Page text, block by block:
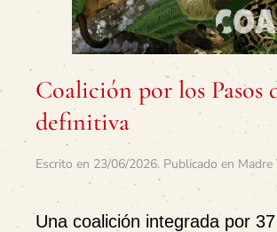
Coalición por los Pasos
definitiva
Escrito en 23/06/2026. Publicado en Madre
Una coalición integrada por